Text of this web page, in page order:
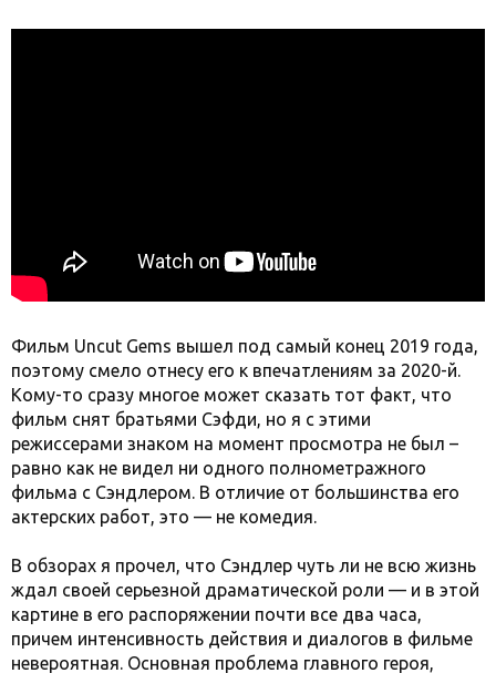
Фильм Uncut Gems вышел под самый конец 2019 года,
поэтому смело отнесу его к впечатлениям за 2020-й.
Кому-то сразу многое может сказать тот факт, что
фильм снят братьями Сэфди, но я с этими
режиссерами знаком на момент просмотра не был –
равно как не видел ни одного полнометражного
фильма с Сэндлером. В отличие от большинства его
актерских работ, это — не комедия.
В обзорах я прочел, что Сэндлер чуть ли не всю жизнь
ждал своей серьезной драматической роли — и в этой
картине в его распоряжении почти все два часа,
причем интенсивность действия и диалогов в фильме
невероятная. Основная проблема главного героя,